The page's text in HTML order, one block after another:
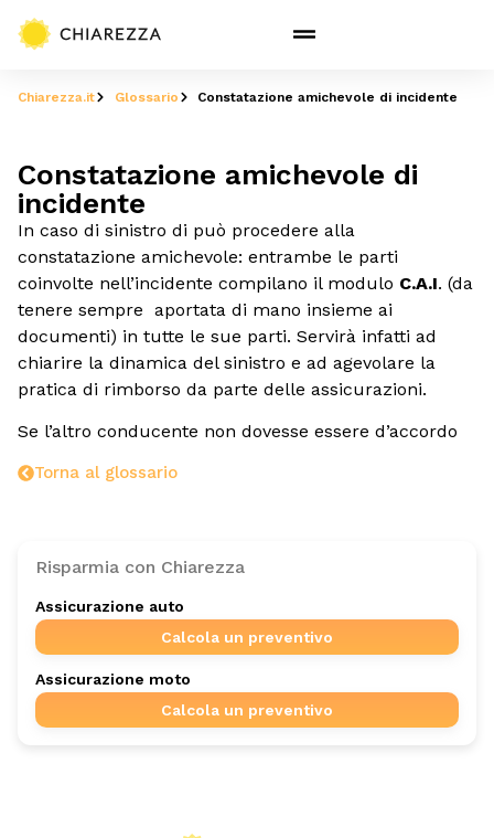
Chiarezza.it Glossario Constatazione amichevole di incidente
Constatazione amichevole di
incidente
In caso di sinistro di può procedere alla
constatazione amichevole: entrambe le parti
coinvolte nell’incidente compilano il modulo C.A.I. (da
tenere sempre aportata di mano insieme ai
documenti) in tutte le sue parti. Servirà infatti ad
chiarire la dinamica del sinistro e ad agevolare la
pratica di rimborso da parte delle assicurazioni.
Se l’altro conducente non dovesse essere d’accordo
Torna al glossario
Risparmia con Chiarezza
Assicurazione auto
Calcola un preventivo
Assicurazione moto
Calcola un preventivo